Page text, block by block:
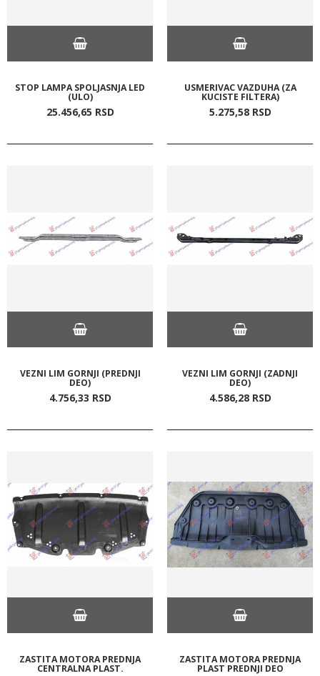
STOP LAMPA SPOLJASNJA LED
(ULO)
25.456,65 RSD
USMERIVAC VAZDUHA (ZA
KUCISTE FILTERA)
5.275,58 RSD
VEZNI LIM GORNJI (PREDNJI
DEO)
4.756,33 RSD
VEZNI LIM GORNJI (ZADNJI
DEO)
4.586,28 RSD
ZASTITA MOTORA PREDNJA
CENTRALNA PLAST.
ZASTITA MOTORA PREDNJA
PLAST PREDNJI DEO